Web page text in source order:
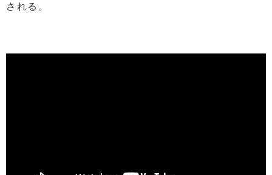
される。